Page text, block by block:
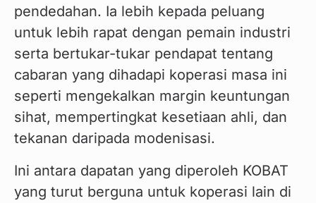
pendedahan. Ia lebih kepada peluang
untuk lebih rapat dengan pemain industri
serta bertukar-tukar pendapat tentang
cabaran yang dihadapi koperasi masa ini
seperti mengekalkan margin keuntungan
sihat, mempertingkat kesetiaan ahli, dan
tekanan daripada modenisasi.
Ini antara dapatan yang diperoleh KOBAT
yang turut berguna untuk koperasi lain di